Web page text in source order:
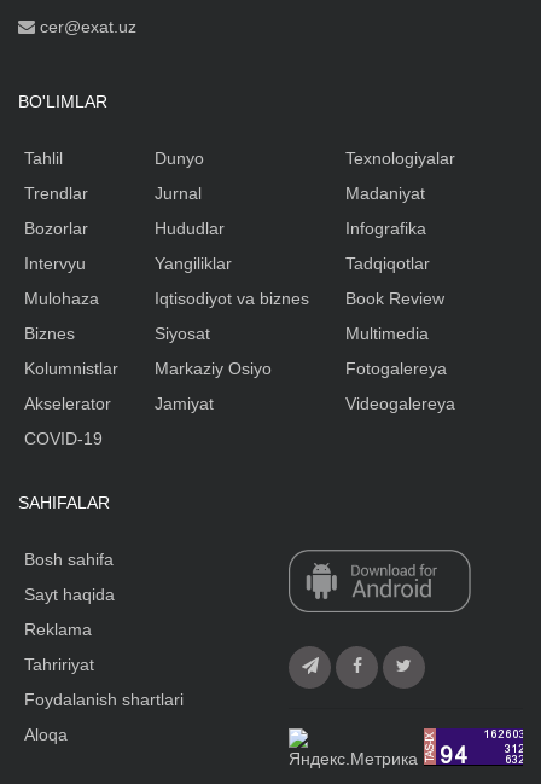
cer@exat.uz
BO'LIMLAR
Tahlil
Trendlar
Bozorlar
Intervyu
Mulohaza
Biznes
Kolumnistlar
Akselerator
Dunyo
Jurnal
Hududlar
Yangiliklar
Iqtisodiyot va biznes
Siyosat
Markaziy Osiyo
Jamiyat
Texnologiyalar
Madaniyat
Infografika
Tadqiqotlar
Book Review
Multimedia
Fotogalereya
Videogalereya
COVID-19
SAHIFALAR
Bosh sahifa
Sayt haqida
Reklama
Tahririyat
Foydalanish shartlari
Aloqa